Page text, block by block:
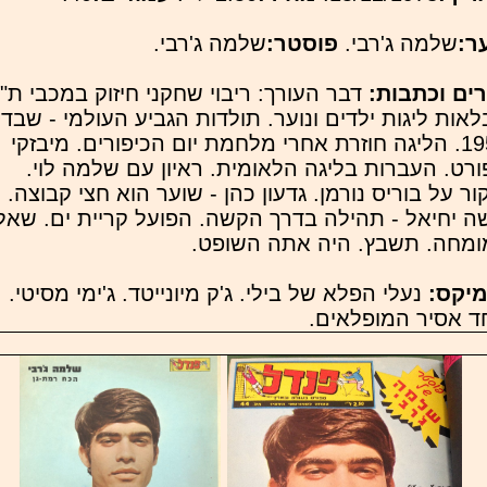
שלמה ג'רבי. פוסטר:שלמה ג'רבי.
וכתבות: דבר העורך: ריבוי שחקני חיזוק במכבי
ליגות ילדים ונוער. תולדות הגביע העולמי -
1958. הליגה חוזרת אחרי מלחמת יום הכיפורים. מיבזקי
העברות בליגה הלאומית. ראיון עם שלמה לוי.
על בוריס נורמן. גדעון כהן - שוער הוא חצי קבוצה.
יחיאל - תהילה בדרך הקשה. הפועל קריית ים.
תשבץ. היה אתה השופט.
נעלי הפלא של בילי. ג'ק מיונייטד. ג'ימי מסיטי.
אסיר המופלאים.